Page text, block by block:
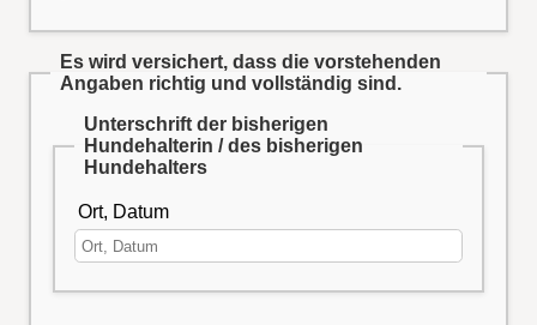
Es wird versichert, dass die vorstehenden
Angaben richtig und vollständig sind.
Unterschrift der bisherigen
Hundehalterin / des bisherigen
Hundehalters
Ort, Datum